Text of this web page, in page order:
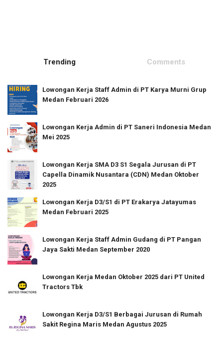
Trending Comments
Lowongan Kerja Staff Admin di PT Karya Murni Grup
Medan Februari 2026
Lowongan Kerja Admin di PT Saneri Indonesia Medan
Mei 2025
Lowongan Kerja SMA D3 S1 Segala Jurusan di PT
Capella Dinamik Nusantara (CDN) Medan Oktober
2025
Lowongan Kerja D3/S1 di PT Erakarya Jatayumas
Medan Februari 2025
Lowongan Kerja Staff Admin Gudang di PT Pangan
Jaya Sakti Medan September 2020
Lowongan Kerja Medan Oktober 2025 dari PT United
Tractors Tbk
Lowongan Kerja D3/S1 Berbagai Jurusan di Rumah
Sakit Regina Maris Medan Agustus 2025